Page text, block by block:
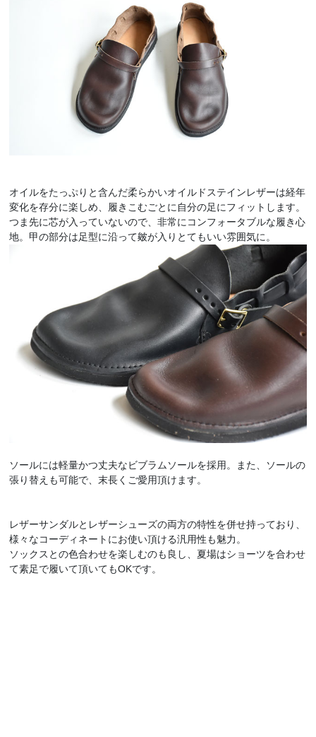
オイルをたっぷりと含んだ柔らかいオイルドステインレザーは経年
変化を存分に楽しめ、履きこむごとに自分の足にフィットします。
つま先に芯が入っていないので、非常にコンフォータブルな履き心
地。甲の部分は足型に沿って皴が入りとてもいい雰囲気に。
ソールには軽量かつ丈夫なビブラムソールを採用。また、ソールの
張り替えも可能で、末長くご愛用頂けます。
レザーサンダルとレザーシューズの両方の特性を併せ持っており、
様々なコーディネートにお使い頂ける汎用性も魅力。
ソックスとの色合わせを楽しむのも良し、夏場はショーツを合わせ
て素足で履いて頂いてもOKです。